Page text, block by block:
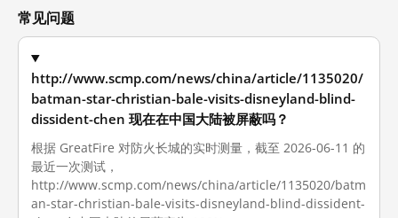
常见问题
http://www.scmp.com/news/china/article/1135020/
batman-star-christian-bale-visits-disneyland-blind-
dissident-chen 现在在中国大陆被屏蔽吗？
根据 GreatFire 对防火长城的实时测量，截至 2026-06-11 的
最近一次测试，
http://www.scmp.com/news/china/article/1135020/batm
an-star-christian-bale-visits-disneyland-blind-dissident-